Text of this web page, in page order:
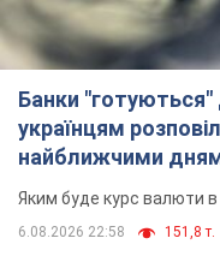
Банки
українцям
найближчими
Яким буде курс валюти в
6.08.2026 22:58 151,8 т.